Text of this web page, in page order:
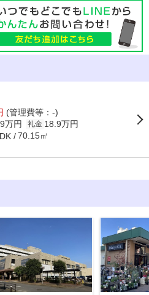
(管理費等：-)
万円 礼金 18.9万円
70.15㎡